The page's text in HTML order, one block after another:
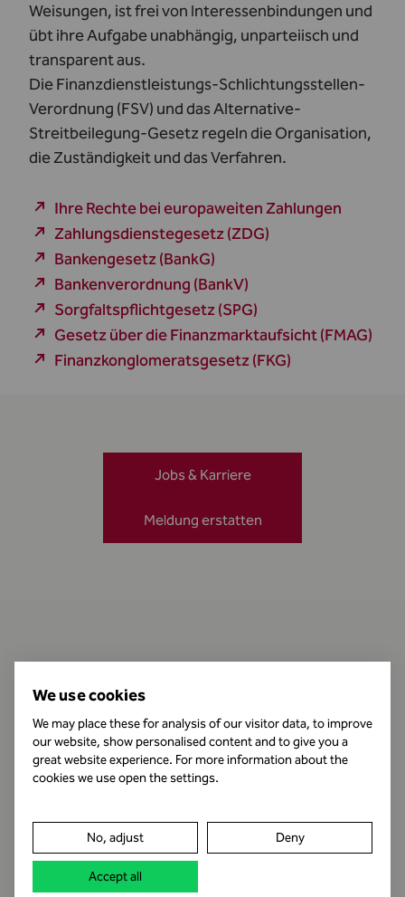
Weisungen, ist frei von Interessenbindungen und
übt ihre Aufgabe unabhängig, unparteiisch und
transparent aus.
DieFinanzdienstleistungs-Schlichtungsstellen-
Verordnung (FSV) und dasAlternative-
Streitbeilegung-Gesetz regeln die Organisation,
die Zuständigkeit und das Verfahren.
Ihre Rechte bei europaweiten Zahlungen
Zahlungsdienstegesetz (ZDG)
Bankengesetz (BankG)
Bankenverordnung (BankV)
Sorgfaltspflichtgesetz (SPG)
Gesetz über die Finanzmarktaufsicht (FMAG)
Finanzkonglomeratsgesetz (FKG)
Öffnungszeiten
Datenschutz
Rechtshinweis
Jobs & Karriere
Meldung erstatten
We use cookies
We may place these for analysis of our visitor data, to improve
our website, show personalised content and to give you a
great website experience. For more information about the
cookies we use open the settings.
No, adjust Deny
Accept all